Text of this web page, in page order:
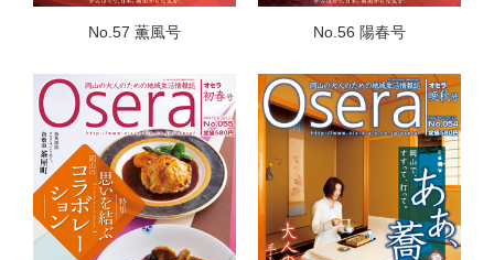
No.57 薫風号 No.56 陽春号